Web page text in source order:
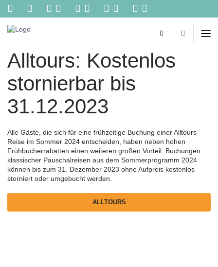
Kontakt
Ihr
persönliches
Reisebüro
im
Reisetipps
von
online
Buchungen,
Konzertkarten
und
vieles
mehr
einer
Alltours: Kostenlos
stornierbar bis
31.12.2023
Alle Gäste, die sich für eine frühzeitige Buchung einer Alltours-
Reise im Sommer 2024 entscheiden, haben neben hohen
Frühbucherrabatten einen weiteren großen Vorteil: Buchungen
klassischer Pauschalreisen aus dem Sommerprogramm 2024
können bis zum 31. Dezember 2023 ohne Aufpreis kostenlos
storniert oder umgebucht werden.
ALLTOURS